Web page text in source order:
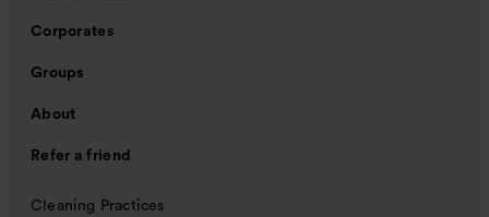
Corporates
Groups
About
Refer a friend
Cleaning Practices